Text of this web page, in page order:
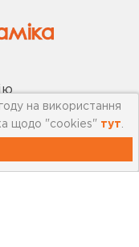
на використання
щодо "cookies" тут